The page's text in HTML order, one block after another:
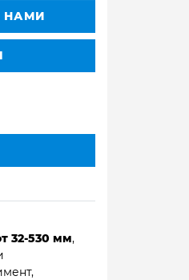
НАМИ
32-530 мм,